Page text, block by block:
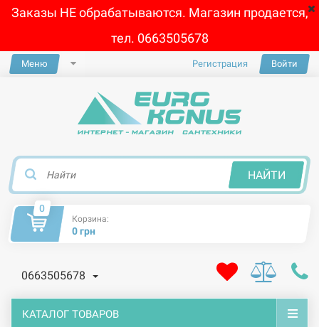
Заказы НЕ обрабатываются. Магазин продается,
тел. 0663505678
Меню Регистрация Войти
НАЙТИ
0
Корзина:
0 грн
0663505678
КАТАЛОГ ТОВАРОВ